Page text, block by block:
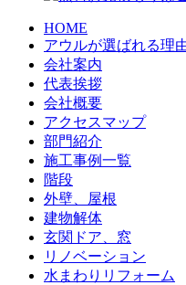
HOME
アウルが選ばれる理
会社案内
代表挨拶
会社概要
アクセスマップ
部門紹介
施工事例一覧
階段
外壁、屋根
建物解体
玄関ドア、窓
リノベーション
水まわりリフォーム